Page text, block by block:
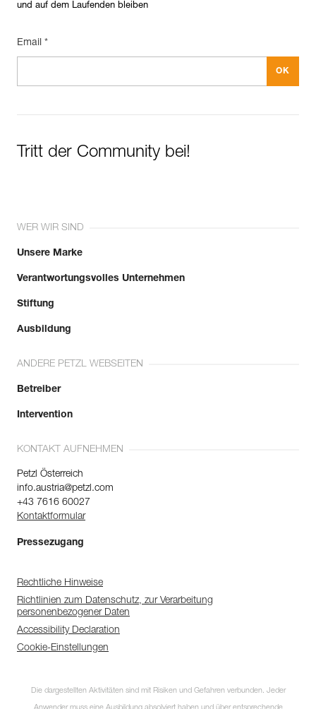
und auf dem Laufenden bleiben
Email *
Tritt der Community bei!
WER WIR SIND
Unsere Marke
Verantwortungsvolles Unternehmen
Stiftung
Ausbildung
ANDERE PETZL WEBSEITEN
Betreiber
Intervention
KONTAKT AUFNEHMEN
Petzl Österreich
info.austria@petzl.com
+43 7616 60027
Kontaktformular
Pressezugang
Rechtliche Hinweise
Richtlinien zum Datenschutz, zur Verarbeitung
personenbezogener Daten
Accessibility Declaration
Cookie-Einstellungen
Die dargestellten Aktivitäten sind mit Risiken und Gefahren verbunden. Jeder